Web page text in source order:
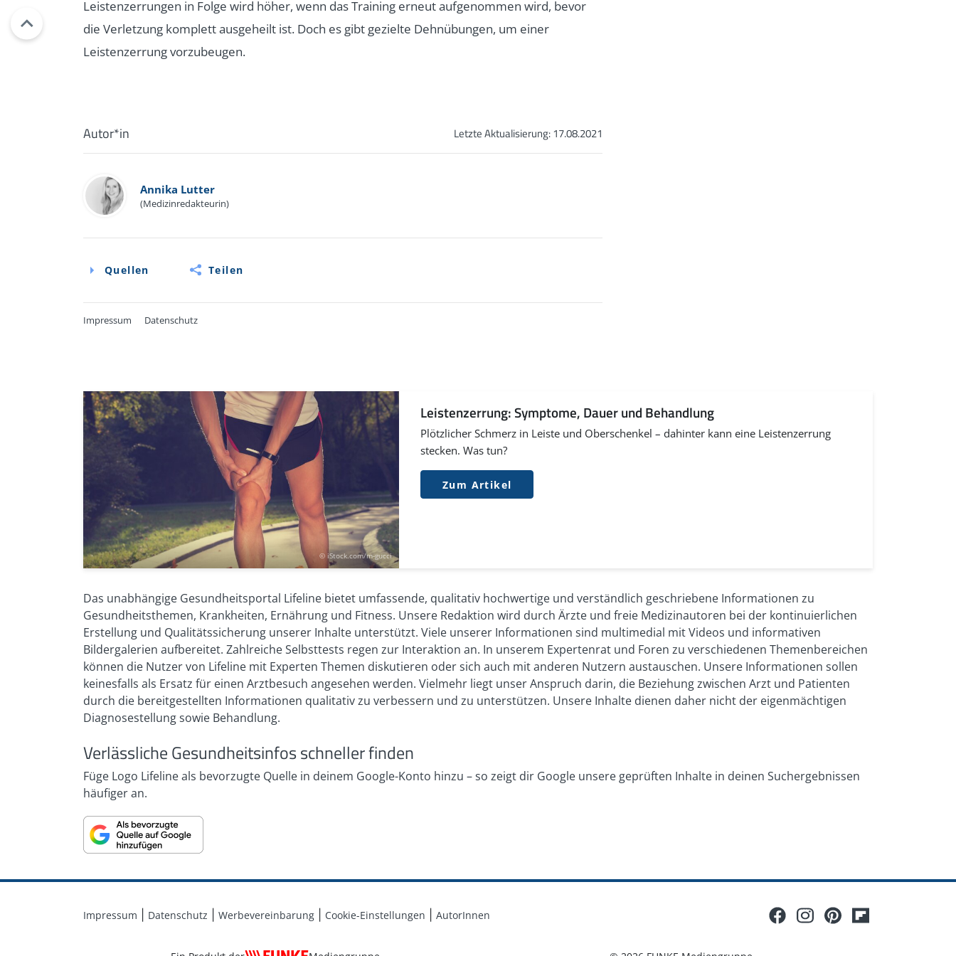
Leistenzerrungen in Folge wird höher, wenn das Training erneut aufgenommen wird, bevor
die Verletzung komplett ausgeheilt ist. Doch es gibt gezielte Dehnübungen, um einer
Leistenzerrung vorzubeugen.
Letzte Aktualisierung:17.08.2021
Autor*in
Annika Lutter
(Medizinredakteurin)
Quellen Teilen
Impressum Datenschutz
Online-Informationen der Gesinform GmbH/Deximed: Leistenzerrung tun:
deximed.de/home/klinische-themen/physiotherapie-sportmedizin/patienteninformationen/becken-
huefte-und-oberschenkel/Leistenzerrung/(Abruf: 08/2021)
Eder, K. Verletzungen im Fußball, Urban & Fischer Verlag/Elsevier GmbH, München 2016
Hausser, P.: Adduktorenzerrung – Lädierte Hinzieher In: physiopraxis, 2017, 15(10): 24-29
© iStock.com/m-gucci
Leistenzerrung: Symptome, Dauer und Behandlung
Plötzlicher Schmerz in Leiste und Oberschenkel – dahinter kann eine Leistenzerrung
stecken. Was tun?
Zum Artikel
Das unabhängige Gesundheitsportal Lifeline bietet umfassende, qualitativ hochwertige und verständlich geschriebene Informationen zu
Gesundheitsthemen, Krankheiten, Ernährung und Fitness. Unsere Redaktion wird durch Ärzte und freie Medizinautoren bei der kontinuierlichen
Erstellung und Qualitätssicherung unserer Inhalte unterstützt. Viele unserer Informationen sind multimedial mit Videos und informativen
Bildergalerien aufbereitet. Zahlreiche Selbsttests regen zur Interaktion an. In unserem Expertenrat und Foren zu verschiedenen Themenbereichen
können die Nutzer von Lifeline mit Experten Themen diskutieren oder sich auch mit anderen Nutzern austauschen. Unsere Informationen sollen
keinesfalls als Ersatz für einen Arztbesuch angesehen werden. Vielmehr liegt unser Anspruch darin, die Beziehung zwischen Arzt und Patienten
durch die bereitgestellten Informationen qualitativ zu verbessern und zu unterstützen. Unsere Inhalte dienen daher nicht der eigenmächtigen
Diagnosestellung sowie Behandlung.
Verlässliche Gesundheitsinfos schneller finden
Füge Logo Lifeline als bevorzugte Quelle in deinem Google-Konto hinzu – so zeigt dir Google unsere geprüften Inhalte in deinen Suchergebnissen
häufiger an.
Impressum Datenschutz Werbevereinbarung Cookie-Einstellungen AutorInnen